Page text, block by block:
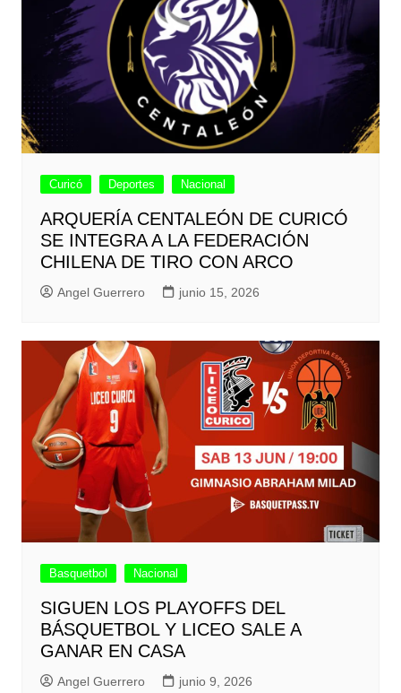
Curicó Deportes Nacional
ARQUERÍA CENTALEÓN DE CURICÓ
SE INTEGRA A LA FEDERACIÓN
CHILENA DE TIRO CON ARCO
Angel Guerrero junio 15, 2026
Basquetbol Nacional
SIGUEN LOS PLAYOFFS DEL
BÁSQUETBOL Y LICEO SALE A
GANAR EN CASA
Angel Guerrero junio 9, 2026